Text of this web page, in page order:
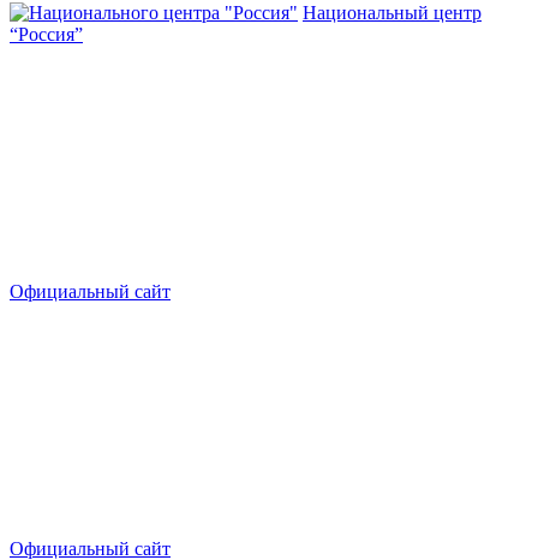
Национальный центр
“Россия”
Официальный сайт
Официальный сайт